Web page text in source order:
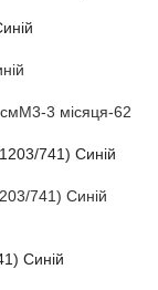
M3-3 місяця-62
741) Синій